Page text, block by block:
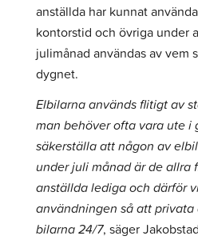
anställda har kunnat
kontorstid och övriga under
julimånad användas av vem
dygnet.
Elbilarna används flitigt av
man behöver ofta vara ute i
säkerställa att någon av
under juli månad är de allra
anställda lediga och därför
användningen så att
bilarna 24/7, säger